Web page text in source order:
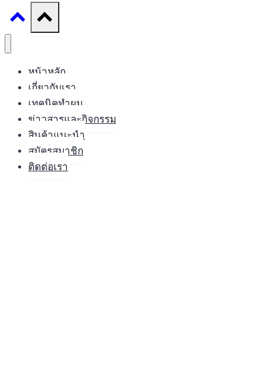
หน้าหลัก
เกี่ยวกับเรา
เทคนิคทำผม
ข่าวสารและกิจกรรม
สินค้าแนะนำ
สมัครสมาชิก
ติดต่อเรา